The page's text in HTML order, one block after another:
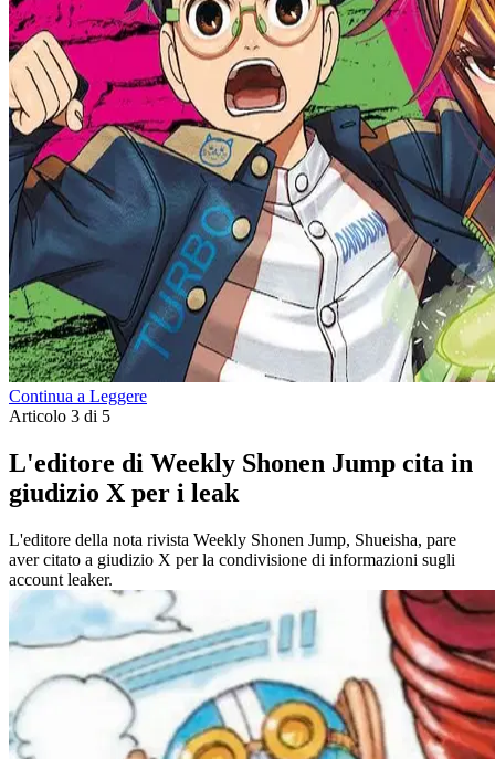
Continua a Leggere
Articolo 3 di 5
L'editore di Weekly Shonen Jump cita in
giudizio X per i leak
L'editore della nota rivista Weekly Shonen Jump, Shueisha, pare
aver citato a giudizio X per la condivisione di informazioni sugli
account leaker.